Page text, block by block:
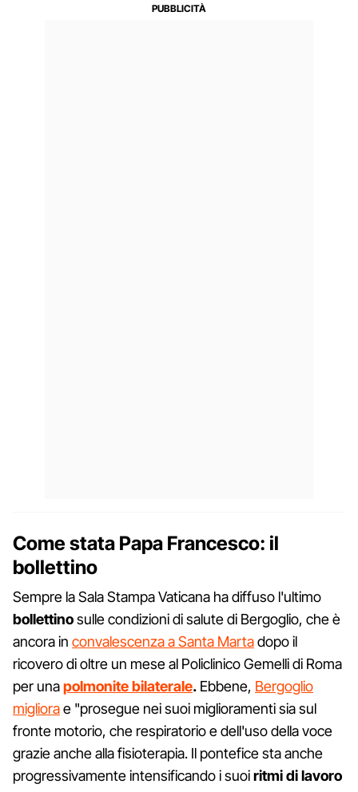
Come stata Papa Francesco: il
bollettino
Sempre la Sala Stampa Vaticana ha diffuso l'ultimo
bollettinosulle condizioni di salute di Bergoglio, che è
ancora in convalescenza a Santa Martadopo il
ricovero di oltre un mese al Policlinico Gemelli di Roma
per unapolmonite bilaterale. Ebbene, Bergoglio
migliorae "prosegue nei suoi miglioramenti sia sul
fronte motorio, che respiratorio e dell'uso della voce
grazie anche alla fisioterapia. Il pontefice sta anche
progressivamente intensificando i suoiritmidilavoro